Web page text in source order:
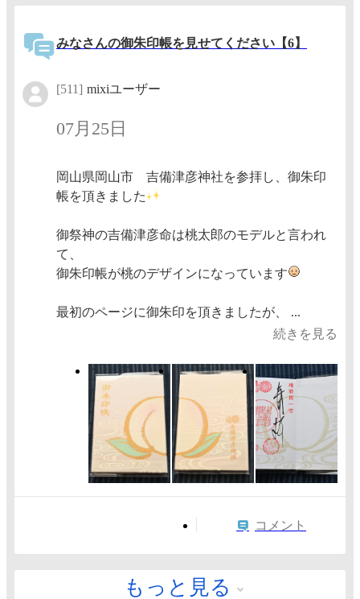
みなさんの御朱印帳を見せてください【6】
[511] mixiユーザー
07月25日
岡山県岡山市 吉備津彦神社を参拝し、御朱印
帳を頂きました
御祭神の吉備津彦命は桃太郎のモデルと言われ
て、
御朱印帳が桃のデザインになっています
最初のページに御朱印を頂きましたが、 ...
続きを見る
コメント
もっと見る